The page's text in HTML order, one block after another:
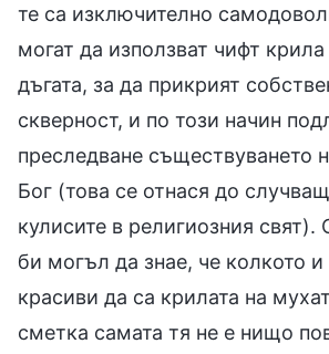
те са изключително
могат да използват чифт крила
дъгата, за да прикрият
скверност, и по този начин
преследване съществуването
Бог (това се отнася до
кулисите в религиозния свят).
би могъл да знае, че колкото
красиви да са крилата на
сметка самата тя не е нищо